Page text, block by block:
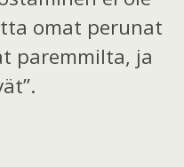
omat perunat
paremmilta, ja